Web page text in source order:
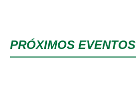
PRÓXIMOS EVENTOS